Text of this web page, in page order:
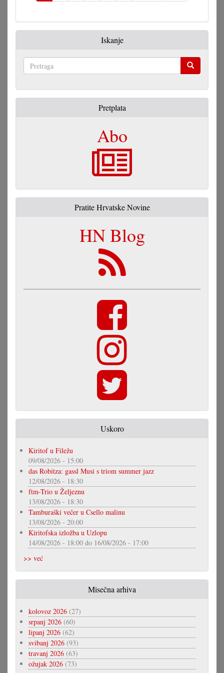
Iskanje
Pretplata
Abo
Pratite Hrvatske Novine
HN Blog
Uskoro
Kiritof u Filežu
09/08/2026 - 15:00
das Robitza: gassl Musi s triom summer jazz
12/08/2026 - 18:30
ftm-Trio u Željeznu
13/08/2026 - 18:30
Tamburaški večer u Csello malinu
13/08/2026 - 20:00
Kiritofska izložba u Uzlopu
14/08/2026 - 18:00 do 16/08/2026 - 17:00
>> već
Misečna arhiva
kolovoz 2026 (27)
srpanj 2026 (60)
lipanj 2026 (62)
svibanj 2026 (93)
travanj 2026 (63)
ožujak 2026 (73)